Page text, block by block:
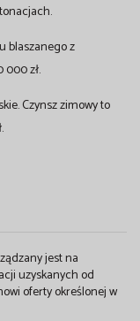
blaszanego z
zł.
Czynsz zimowy to
jest na
uzyskanych od
oferty określonej w